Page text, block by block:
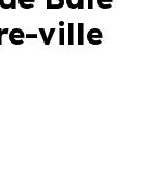
ville